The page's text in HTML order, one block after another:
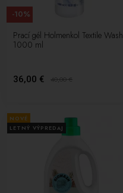
Prací gél Holmenkol Textile Wash
1000 ml
36,00 € 40,00€
-10%
NOVÉ
LETNÝ VÝPREDAJ